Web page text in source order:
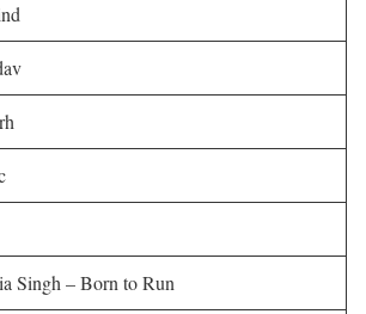
Singh – Born to Run